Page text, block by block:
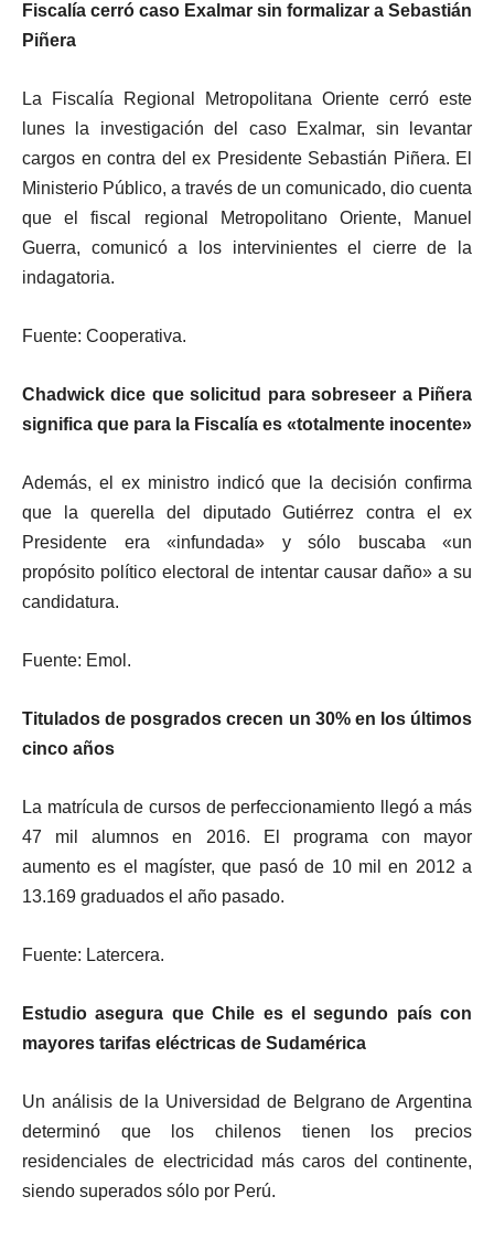
Fiscalía cerró caso Exalmar sin formalizar a Sebastián
Piñera
La Fiscalía Regional Metropolitana Oriente cerró este
lunes la investigación del caso Exalmar, sin levantar
cargos en contra del ex Presidente Sebastián Piñera. El
Ministerio Público, a través de un comunicado, dio cuenta
que el fiscal regional Metropolitano Oriente, Manuel
Guerra, comunicó a los intervinientes el cierre de la
indagatoria.
Fuente: Cooperativa.
Chadwick dice que solicitud para sobreseer a Piñera
significa que para la Fiscalía es «totalmente inocente»
Además, el ex ministro indicó que la decisión confirma
que la querella del diputado Gutiérrez contra el ex
Presidente era «infundada» y sólo buscaba «un
propósito político electoral de intentar causar daño» a su
candidatura.
Fuente: Emol.
Titulados de posgrados crecen un 30% en los últimos
cinco años
La matrícula de cursos de perfeccionamiento llegó a más
47 mil alumnos en 2016. El programa con mayor
aumento es el magíster, que pasó de 10 mil en 2012 a
13.169 graduados el año pasado.
Fuente: Latercera.
Estudio asegura que Chile es el segundo país con
mayores tarifas eléctricas de Sudamérica
Un análisis de la Universidad de Belgrano de Argentina
determinó que los chilenos tienen los precios
residenciales de electricidad más caros del continente,
siendo superados sólo por Perú.